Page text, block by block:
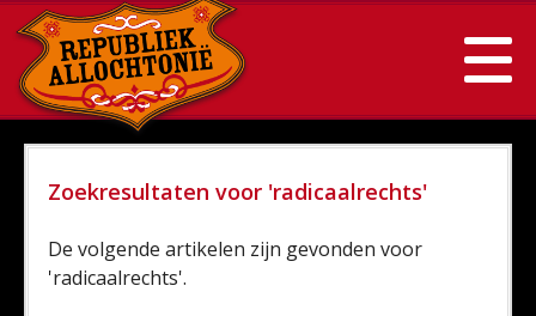
Zoekresultaten voor 'radicaalrechts'
De volgende artikelen zijn gevonden voor
'radicaalrechts'.